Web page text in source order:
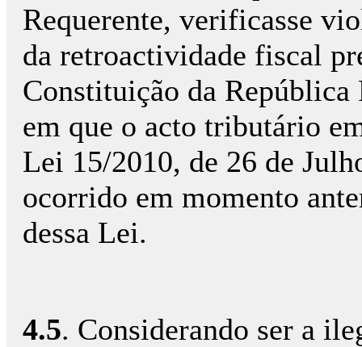
Requerente, verificasse
da retroactividade fiscal
Constituição da República
em que o acto tributário
Lei 15/2010, de 26 de
ocorrido em momento
dessa Lei.
4.5. Considerando ser a